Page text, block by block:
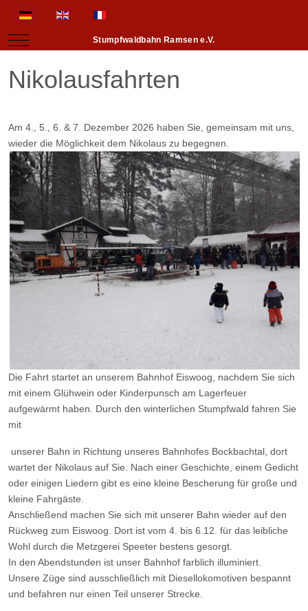
Sprache auswählen
Mobile Menu ToggleStumpfwaldbahn Ramsen e.V.
Nikolausfahrten
Am 4., 5., 6. & 7. Dezember 2026 haben Sie, gemeinsam mit uns,
wieder die Möglichkeit dem Nikolaus zu begegnen.
Die Fahrt startet an unserem Bahnhof Eiswoog, nachdem Sie sich
mit einem Glühwein oder Kinderpunsch am Lagerfeuer
aufgewärmt haben. Durch den winterlichen Stumpfwald fahren Sie
mit
unserer Bahn in Richtung unseres Bahnhofes Bockbachtal, dort
wartet der Nikolaus auf Sie. Nach einer Geschichte, einem Gedicht
oder einigen Liedern gibt es eine kleine Bescherung für große und
kleine Fahrgäste.
Anschließend machen Sie sich mit unserer Bahn wieder auf den
Rückweg zum Eiswoog. Dort ist vom 4. bis 6.12. für das leibliche
Wohl durch die Metzgerei Speeter bestens gesorgt.
In den Abendstunden ist unser Bahnhof farblich illuminiert.
Unsere Züge sind ausschließlich mit Diesellokomotiven bespannt
und befahren nur einen Teil unserer Strecke.